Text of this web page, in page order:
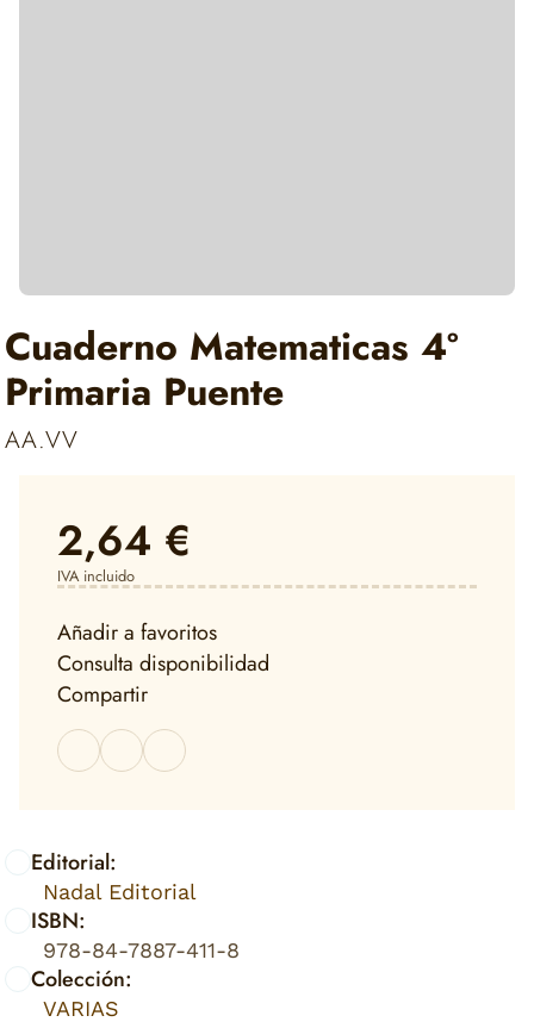
Cuaderno Matematicas 4º
Primaria Puente
AA.VV
Editorial:
Nadal Editorial
ISBN:
978-84-7887-411-8
Colección:
VARIAS
2,64 €
IVA incluido
Añadir a favoritos
Consulta disponibilidad
Compartir